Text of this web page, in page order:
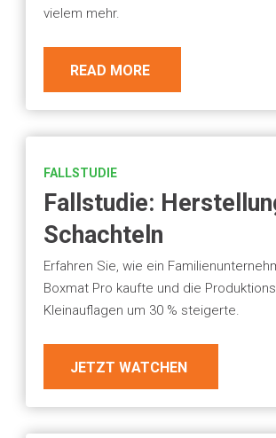
vielem mehr.
READ MORE
FALLSTUDIE
Fallstudie:
Schachteln
Erfahren Sie, wie ein
Boxmat Pro kaufte und die
Kleinauflagen um 30 % steigerte.
JETZT WATCHEN